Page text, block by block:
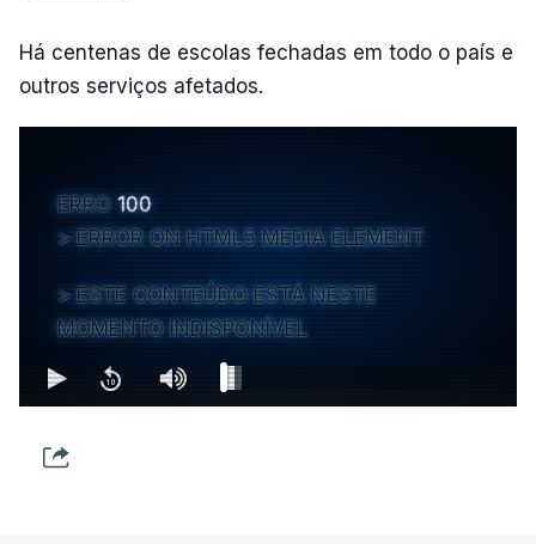
Há centenas de escolas fechadas em todo o país e
outros serviços afetados.
ERRO 100
ERROR ON HTML5 MEDIA ELEMENT
ESTE CONTEÚDO ESTÁ NESTE
MOMENTO INDISPONÍVEL